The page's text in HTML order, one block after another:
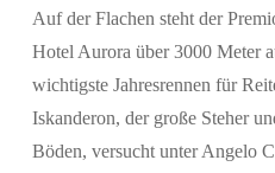
Auf der Flachen steht der
Hotel Aurora über 3000 Meter
wichtigste Jahresrennen für
Iskanderon, der große Steher
Böden, versucht unterAngelo